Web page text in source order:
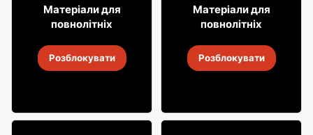
7 99
Випий Captain Morgan
18 серп. 2026
Матеріали для
повнолітніх
Розблокувати
2999
Горілка Żołądkowa Gorzka
18 серп. 2026
Матеріали для
повнолітніх
Розблокувати